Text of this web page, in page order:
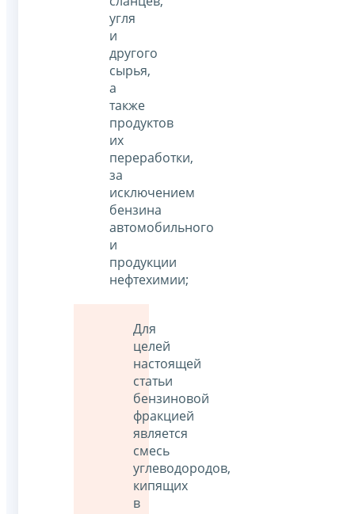
угля
и
другого
сырья,
а
также
продуктов
их
переработки,
за
исключением
бензина
автомобильного
и
продукции
нефтехимии;
Для
целей
настоящей
статьи
бензиновой
фракцией
является
смесь
углеводородов,
кипящих
в